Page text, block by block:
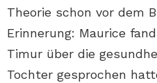
Theorie schon vor dem
Erinnerung: Maurice
Timur über die
Tochter gesprochen